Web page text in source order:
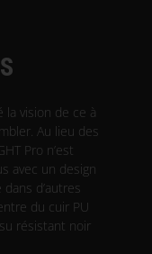
la vision de ce à
Au lieu des
Pro n’est
avec un design
d’autres
du cuir PU
résistant noir